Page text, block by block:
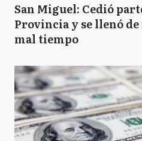
San Miguel: Cedió
Provincia y se llenó
mal tiempo